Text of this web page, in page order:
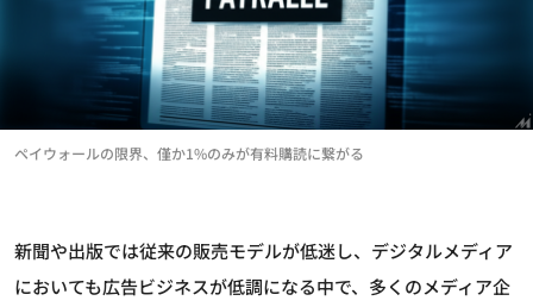
ペイウォールの限界、僅か1%のみが有料購読に繋がる
新聞や出版では従来の販売モデルが低迷し、デジタルメディア
においても広告ビジネスが低調になる中で、多くのメディア企